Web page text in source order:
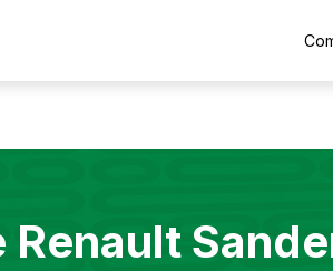
Renault